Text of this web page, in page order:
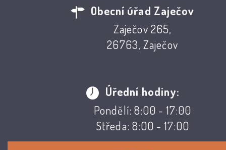
Obecní úřad Zaječov
Zaječov 265,
26763, Zaječov
Úřední hodiny:
Pondělí: 8:00 - 17:00
Středa: 8:00 - 17:00